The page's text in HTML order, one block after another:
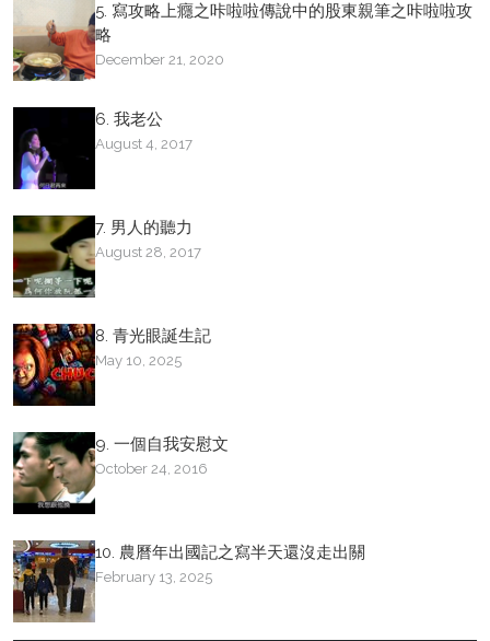
5. 寫攻略上癮之咔啦啦傳說中的股東親筆之咔啦啦攻
略
December 21, 2020
6. 我老公
August 4, 2017
7. 男人的聽力
August 28, 2017
8. 青光眼誕生記
May 10, 2025
9. 一個自我安慰文
October 24, 2016
10. 農曆年出國記之寫半天還沒走出關
February 13, 2025